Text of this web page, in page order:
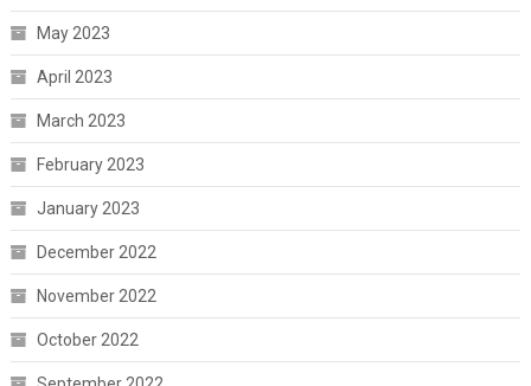
May 2023
April 2023
March 2023
February 2023
January 2023
December 2022
November 2022
October 2022